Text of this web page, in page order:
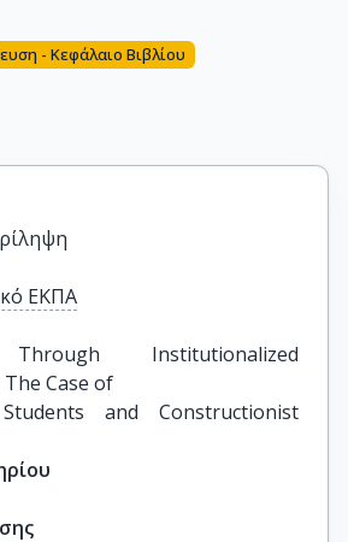
- Κεφάλαιο Βιβλίου
ΕΚΠΑ
Institutionalized
Case of
and Constructionist